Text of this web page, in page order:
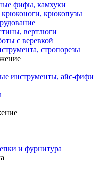
фифы, камхуки
крюкопузы
вертлюги
с веревкой
стропорезы
инструменты, айс-фифи
и фурнитура